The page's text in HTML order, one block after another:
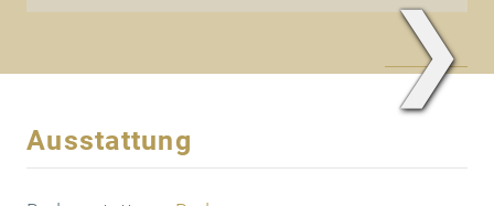
❯
Ausstattung